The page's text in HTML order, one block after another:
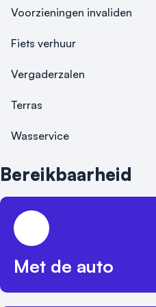
Parkeren kan al vanaf €15.
Elite leden is parkeren tijdens
gratis. Je kunt vooraf een
Voorzieningen invaliden
Fiets verhuur
Vergaderzalen
Terras
Wasservice
Bereikbaarheid
Met de auto